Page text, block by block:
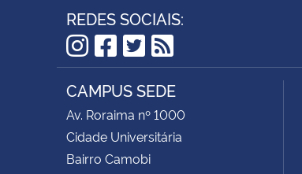
REDES SOCIAIS:
Instagram
Facebook
Twitter
RSS
CAMPUS SEDE
Av. Roraima nº 1000
Cidade Universitária
Bairro Camobi